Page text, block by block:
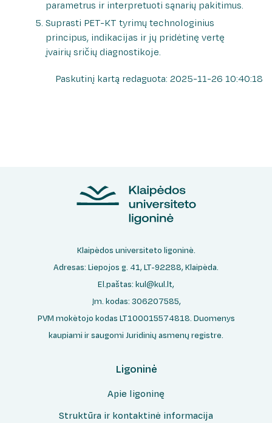
parametrus ir interpretuoti sąnarių pakitimus.
Suprasti PET-KT tyrimų technologinius
principus, indikacijas ir jų pridėtinę vertę
įvairių sričių diagnostikoje.
Paskutinį kartą redaguota: 2025-11-26 10:40:18
Klaipėdos universiteto ligoninė.
Adresas: Liepojos g. 41, LT-92288, Klaipėda.
El.paštas: kul@kul.lt,
Įm. kodas: 306207585,
PVM mokėtojo kodas LT100015574818. Duomenys
kaupiami ir saugomi Juridinių asmenų registre.
Ligoninė
Apie ligoninę
Struktūra ir kontaktinė informacija